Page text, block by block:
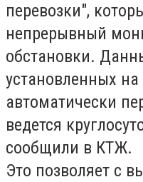
перевозки",
непрерывный
обстановки.
установленных
автоматически
ведется
сообщили в КТЖ.
Это позволяет с